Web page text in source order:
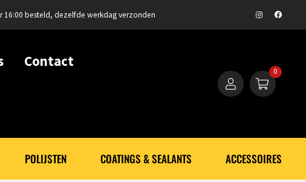
16:00 besteld, dezelfde werkdag verzonden
Contact
0
POLIJSTEN COATINGS & SEALANTS ACCESSOIRES